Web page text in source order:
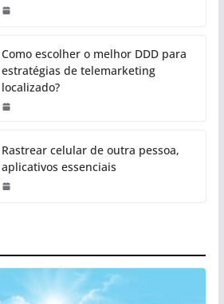
Como escolher o melhor DDD para
estratégias de telemarketing
localizado?
Rastrear celular de outra pessoa,
aplicativos essenciais